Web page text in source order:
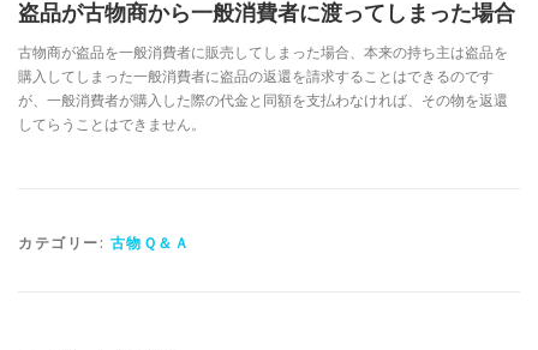
盗品が古物商から一般消費者に渡ってしまった場合
古物商が盗品を一般消費者に販売してしまった場合、本来の持ち主は盗品を
購入してしまった一般消費者に盗品の返還を請求することはできるのです
が、一般消費者が購入した際の代金と同額を支払わなければ、その物を返還
してらうことはできません。
カテゴリー: 古物Ｑ＆Ａ